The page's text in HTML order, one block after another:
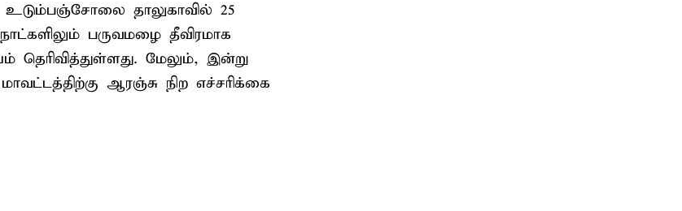
உடும்பஞ்சோலை தாலுகாவில் 25
பருவமழை தீவிரமாக
மேலும், இன்று
ஆரஞ்சு நிற எச்சரிக்கை